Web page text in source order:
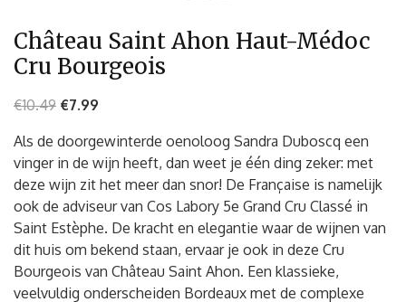
Château Saint Ahon Haut-Médoc
Cru Bourgeois
€10.49 €7.99
Als de doorgewinterde oenoloog Sandra Duboscq een
vinger in de wijn heeft, dan weet je één ding zeker: met
deze wijn zit het meer dan snor! De Française is namelijk
ook de adviseur van Cos Labory 5e Grand Cru Classé in
Saint Estèphe. De kracht en elegantie waar de wijnen van
dit huis om bekend staan, ervaar je ook in deze Cru
Bourgeois van Château Saint Ahon. Een klassieke,
veelvuldig onderscheiden Bordeaux met de complexe